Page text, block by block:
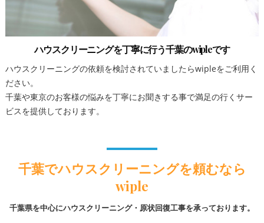
ハウスクリーニングを丁寧に行う千葉のwipleです
ハウスクリーニングの依頼を検討されていましたらwipleをご利用く
ださい。
千葉や東京のお客様の悩みを丁寧にお聞きする事で満足の行くサー
ビスを提供しております。
千葉でハウスクリーニングを頼むなら
wiple
千葉県を中心にハウスクリーニング・原状回復工事を承っております。